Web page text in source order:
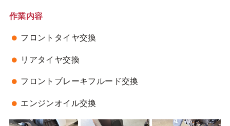
作業内容
フロントタイヤ交換
リアタイヤ交換
フロントブレーキフルード交換
エンジンオイル交換